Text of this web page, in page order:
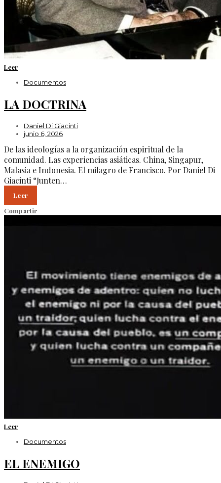
Leer
Documentos
LA DOCTRINA
Daniel Di Giacinti
junio 6, 2026
De las ideologías a la organización espiritual de la
comunidad. Las experiencias asiáticas. China, Singapur,
Malasia e Indonesia. El milagro de Francisco. Por Daniel Di
Giacinti “Junten…
Leer
Compartir
Leer
Documentos
EL ENEMIGO